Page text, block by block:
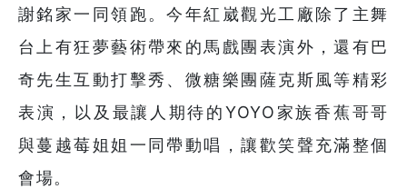
謝銘家一同領跑。今年紅崴觀光工廠除了主舞
台上有狂夢藝術帶來的馬戲團表演外，還有巴
奇先生互動打擊秀、微糖樂團薩克斯風等精彩
表演，以及最讓人期待的YOYO家族香蕉哥哥
與蔓越莓姐姐一同帶動唱，讓歡笑聲充滿整個
會場。